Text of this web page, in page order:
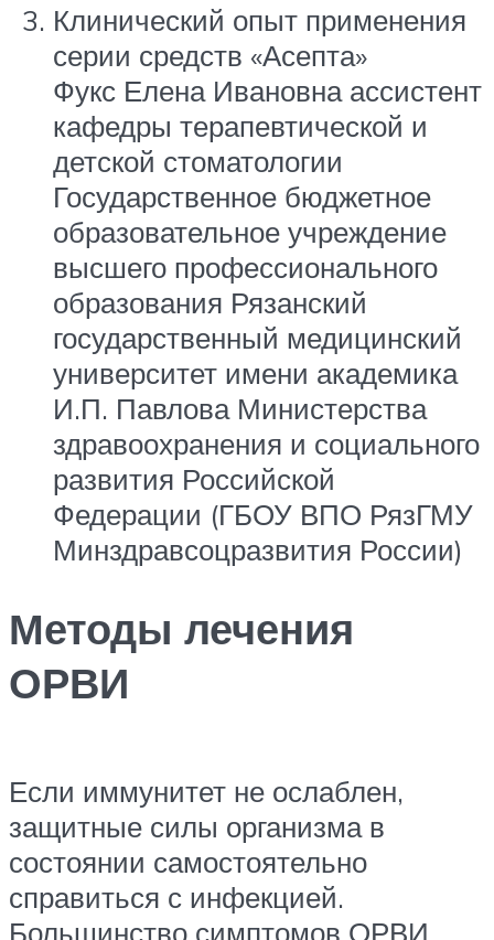
Клинический опыт применения
серии средств «Асепта»
Фукс Елена Ивановна ассистент
кафедры терапевтической и
детской стоматологии
Государственное бюджетное
образовательное учреждение
высшего профессионального
образования Рязанский
государственный медицинский
университет имени академика
И.П. Павлова Министерства
здравоохранения и социального
развития Российской
Федерации (ГБОУ ВПО РязГМУ
Минздравсоцразвития России)
Методы лечения
ОРВИ
Если иммунитет не ослаблен,
защитные силы организма в
состоянии самостоятельно
справиться с инфекцией.
Большинство симптомов ОРВИ